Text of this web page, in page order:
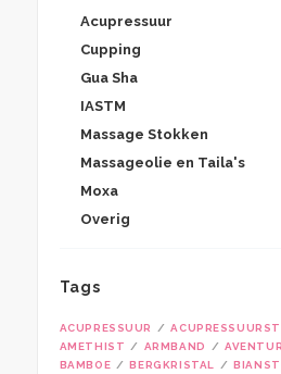
Acupressuur
Cupping
Gua Sha
IASTM
Massage Stokken
Massageolie en Taila's
Moxa
Overig
Tags
ACUPRESSUUR
AMETHIST
ARMBAND
BAMBOE
BERGKRISTAL